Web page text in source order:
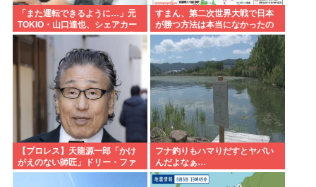
「また運転できるように…」元
TOKIO・山口達也、シェアカー
運転&ギター演奏姿にファン感動
すまん、第二次世界大戦で日本
が勝つ方法は本当になかったの
か？
【プロレス】天龍源一郎「かけ
がえのない師匠」ドリー・ファ
ンク・ジュニアさん追悼
フナ釣りもハマりだすとヤバい
んだよなぁ…